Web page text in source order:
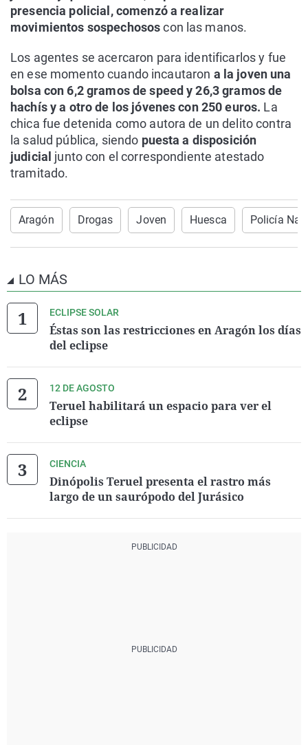
presencia policial, comenzó a realizar
movimientos sospechososcon las manos.
Los agentes se acercaron para identificarlos y fue
en ese momento cuando incautaron a la joven una
bolsa con 6,2 gramos de speed y 26,3 gramos de
hachís y a otro de los jóvenes con 250 euros. La
chica fue detenida como autora de un delito contra
la salud pública, siendo puesta a disposición
judicial junto con el correspondiente atestado
tramitado.
Aragón Drogas Joven Huesca Policía
LO MÁS
ECLIPSE SOLAR
Éstas son las restricciones en Aragón los días
del eclipse
12 DE AGOSTO
Teruel habilitará un espacio para ver el
eclipse
CIENCIA
Dinópolis Teruel presenta el rastro más
largo de un saurópodo del Jurásico